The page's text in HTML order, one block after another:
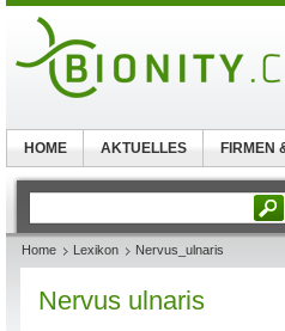
Home Lexikon Nervus_ulnaris
Nervus ulnaris
HOME AKTUELLES FIRMEN